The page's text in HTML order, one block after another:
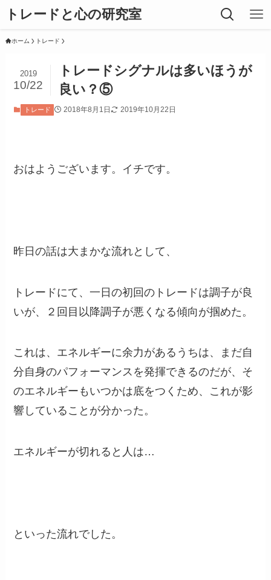
トレードと心の研究室
ホーム トレード
トレードシグナルは多いほうが
良い？⑤
2019
10/22
トレード 2018年8月1日 2019年10月22日
おはようございます。イチです。
昨日の話は大まかな流れとして、
トレードにて、一日の初回のトレードは調子が良
いが、２回目以降調子が悪くなる傾向が掴めた。
これは、エネルギーに余力があるうちは、まだ自
分自身のパフォーマンスを発揮できるのだが、そ
のエネルギーもいつかは底をつくため、これが影
響していることが分かった。
エネルギーが切れると人は…
といった流れでした。